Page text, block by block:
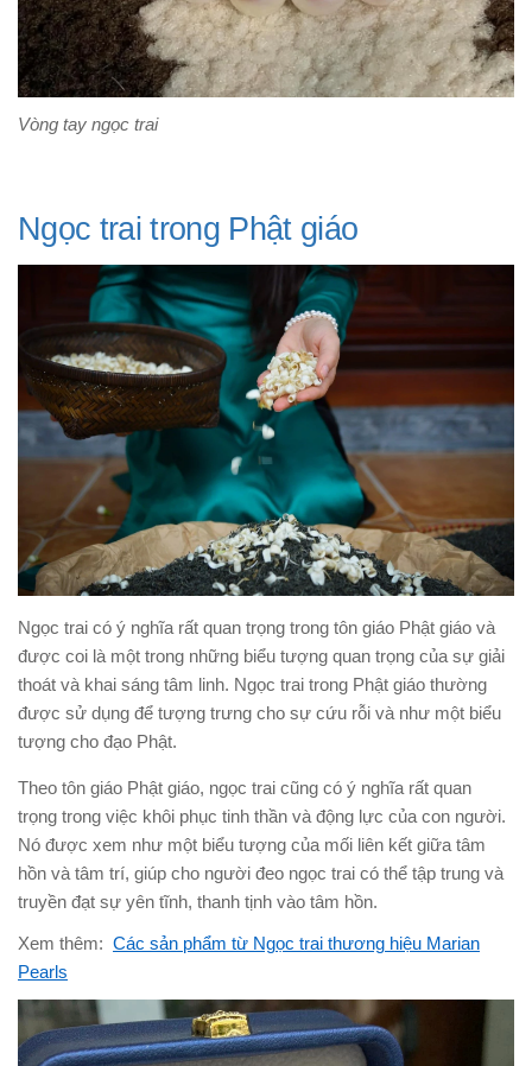
Vòng tay ngọc trai
Ngọc trai trong Phật giáo
Ngọc trai có ý nghĩa rất quan trọng trong tôn giáo Phật giáo và
được coi là một trong những biểu tượng quan trọng của sự giải
thoát và khai sáng tâm linh. Ngọc trai trong Phật giáo thường
được sử dụng để tượng trưng cho sự cứu rỗi và như một biểu
tượng cho đạo Phật.
Theo tôn giáo Phật giáo, ngọc trai cũng có ý nghĩa rất quan
trọng trong việc khôi phục tinh thần và động lực của con người.
Nó được xem như một biểu tượng của mối liên kết giữa tâm
hồn và tâm trí, giúp cho người đeo ngọc trai có thể tập trung và
truyền đạt sự yên tĩnh, thanh tịnh vào tâm hồn.
Xem thêm: Các sản phẩm từ Ngọc trai thương hiệu Marian
Pearls